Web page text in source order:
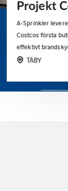
A‑Sprinkler
våtrörssystem
1 500 sprinkler i
SOLNA